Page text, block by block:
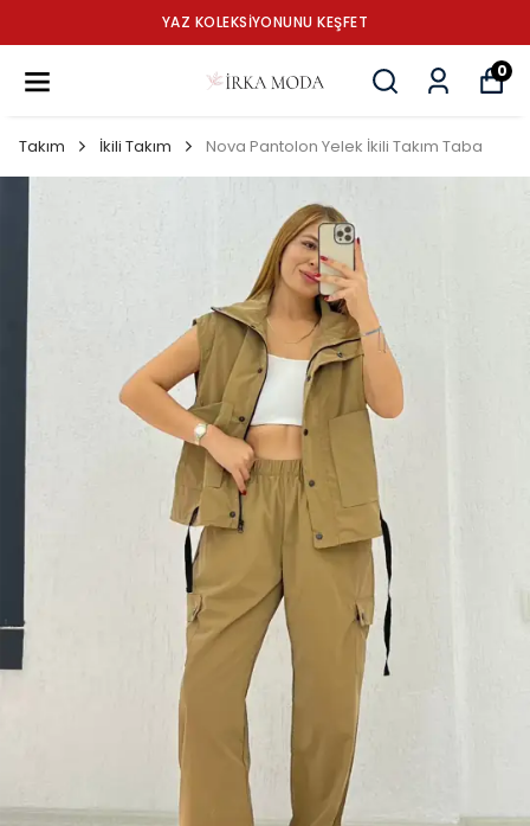
YAZ KOLEKSİYONUNU KEŞFET
0
Takım İkili Takım Nova Pantolon Yelek İkili Takım Taba